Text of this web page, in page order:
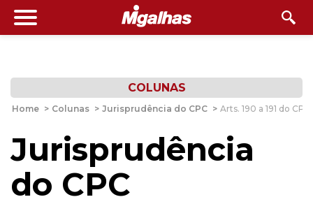
COLUNAS
Home > Colunas > Jurisprudência do CPC > Arts. 190 a 191 do
Jurisprudência
do CPC